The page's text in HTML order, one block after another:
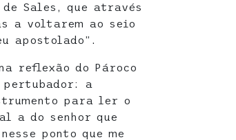
de Sales, que através
a voltarem ao seio
apostolado”.
reflexão do Pároco
a
para ler o
a do senhor que
ponto que me